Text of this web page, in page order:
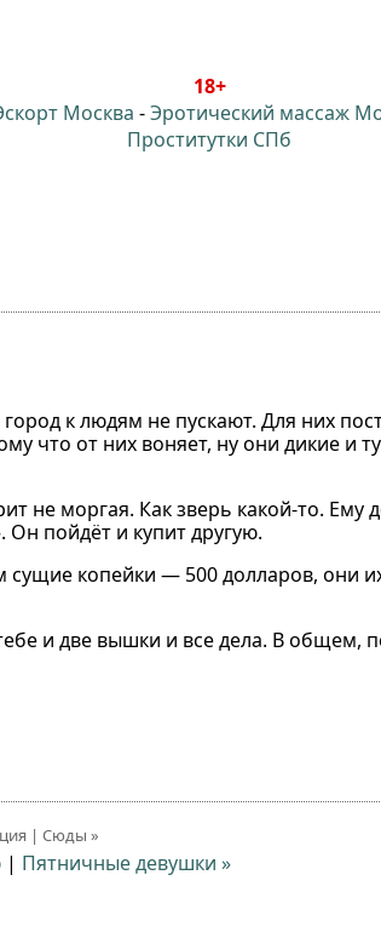
18+
Москва -Эротический массаж
Проститутки СПб
к людям не пускают. Для них
что от них воняет, ну они дикие и
не моргая. Как зверь какой-то. Ему
Он пойдёт и купит другую.
копейки — 500 долларов, они
и две вышки и все дела. В общем,
| Сюды »
| Пятничные девушки »